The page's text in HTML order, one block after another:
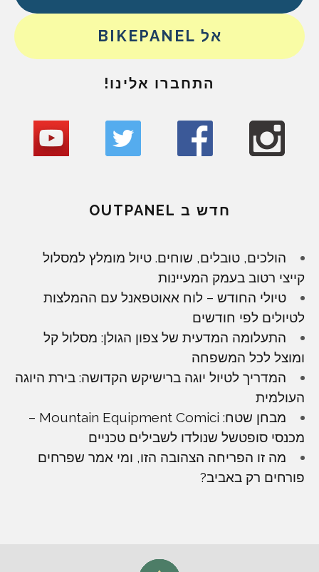
אל BIKEPANEL
התחברו אלינו!
חדש ב OUTPANEL
הולכים, טובלים, שוחים. טיול מומלץ למסלול
קייצי רטוב בעמק המעיינות
טיולי החודש – לוח אאוטפאנל עם ההמלצות
לטיולים לפי חודשים
התעלומה המדעית של צפון הגולן: מסלול קל
ומוצל לכל המשפחה
המדריך לטיול יוגה ברישיקש הקדושה: בירת היוגה
העולמית
מבחן שטח: Mountain Equipment Comici –
מכנסי סופטשל שנולדו לשבילים טכניים
מה זו הפריחה הצהובה הזו, ומי אמר שפרחים
פורחים רק באביב?